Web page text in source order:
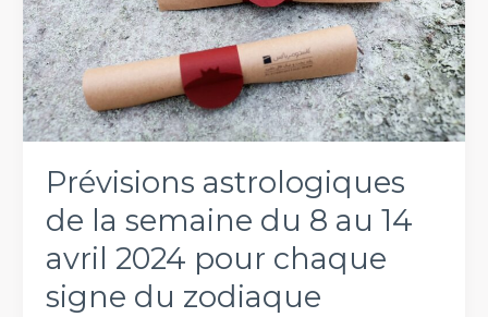
des
ruptures
en
2024
Prévisions astrologiques
de la semaine du 8 au 14
avril 2024 pour chaque
signe du zodiaque